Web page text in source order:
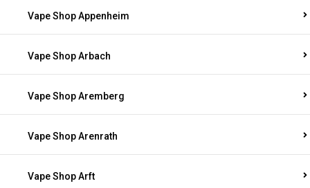
Vape Shop Appenheim
Vape Shop Arbach
Vape Shop Aremberg
Vape Shop Arenrath
Vape Shop Arft